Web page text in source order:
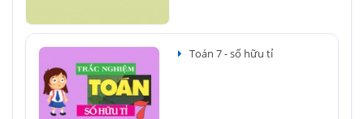
Toán 7 - số hữu tỉ